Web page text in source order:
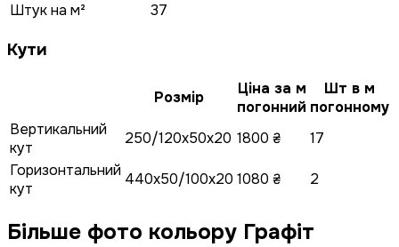
Штук на м²
37
Кути
Розмір
Ціна за м
погонний
Шт в м
погонному
Вертикальний
кут
250/120x50x20 1800 ₴
17
Горизонтальний
кут
440x50/100x20 1080 ₴ 2
Більше фото кольору Графіт